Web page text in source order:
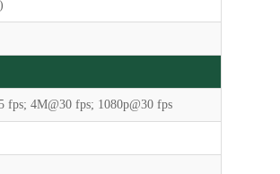
fps; 4M@30 fps; 1080p@30 fps